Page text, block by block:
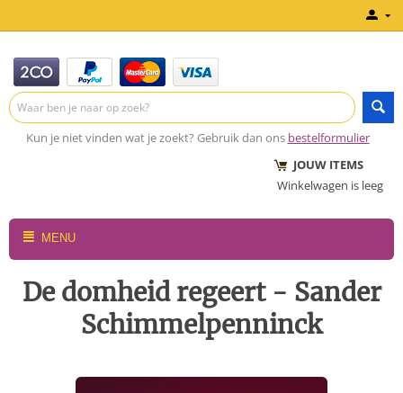
Kun je niet vinden wat je zoekt? Gebruik dan ons bestelformulier
JOUW ITEMS
Winkelwagen is leeg
MENU
De domheid regeert - Sander
Schimmelpenninck